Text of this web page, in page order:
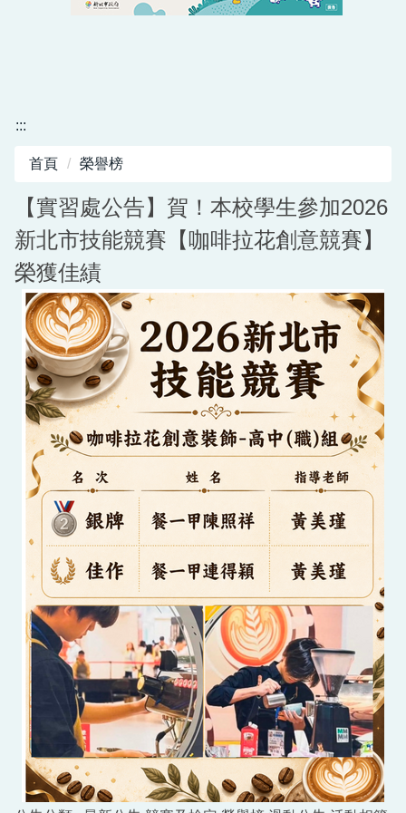
前導計畫專區
課程計畫書
市府及教育局服務
性別平等專區
防制霸凌專區
性平暨反霸凌申訴信箱
招生專區
全校行事曆
電子報及粉絲專頁
:::
首頁 榮譽榜
【實習處公告】賀！本校學生參加2026
新北市技能競賽【咖啡拉花創意競賽】
榮獲佳績